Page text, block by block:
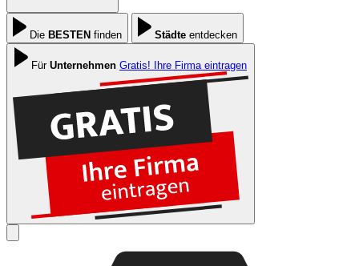
Die BESTEN finden Städte entdecken
Für Unternehmen Gratis! Ihre Firma eintragen